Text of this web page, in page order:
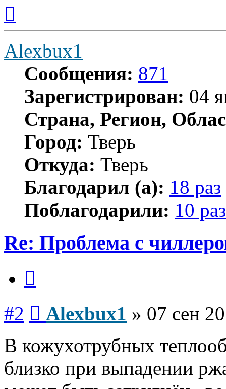
началу
Alexbux1
Сообщения: 871
Зарегистрирован: 04
Страна, Регион,
Город: Тверь
Откуда: Тверь
Благодарил (а): 18 раз
Поблагодарили: 10 раз
Re: Проблема с
#2 Alexbux1 » 07 сен
В кожухотрубных
близко при выпадении